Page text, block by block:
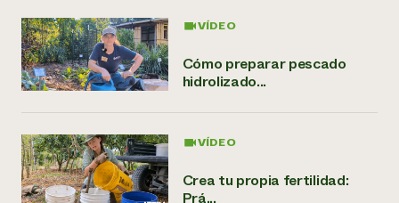
VÍDEO
Cómo preparar pescado
hidrolizado...
VÍDEO
Crea tu propia fertilidad:
Prá...